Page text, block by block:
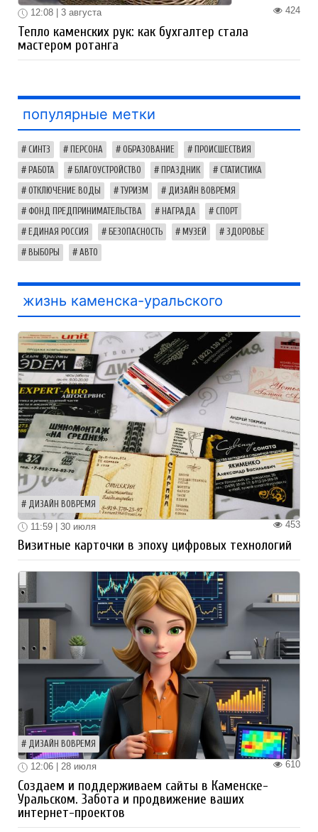
424
12:08 | 3 августа
Тепло каменских рук: как бухгалтер стала
мастером ротанга
популярные метки
СИНТЗ ПЕРСОНА ОБРАЗОВАНИЕ ПРОИСШЕСТВИЯ
РАБОТА БЛАГОУСТРОЙСТВО ПРАЗДНИК СТАТИСТИКА
ОТКЛЮЧЕНИЕ ВОДЫ ТУРИЗМ ДИЗАЙН ВОВРЕМЯ
ФОНД ПРЕДПРИНИМАТЕЛЬСТВА НАГРАДА СПОРТ
ЕДИНАЯ РОССИЯ БЕЗОПАСНОСТЬ МУЗЕЙ ЗДОРОВЬЕ
ВЫБОРЫ АВТО
жизнь каменска-уральского
ДИЗАЙН ВОВРЕМЯ
453
11:59 | 30 июля
Визитные карточки в эпоху цифровых технологий
ДИЗАЙН ВОВРЕМЯ
610
12:06 | 28 июля
Создаем и поддерживаем сайты в Каменске-
Уральском. Забота и продвижение ваших
интернет-проектов